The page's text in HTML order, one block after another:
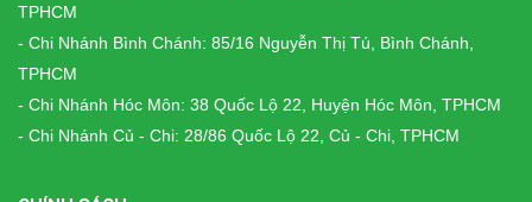
TPHCM
- Chi Nhánh Bình Chánh: 85/16 Nguyễn Thị Tú, Bình Chánh,
TPHCM
- Chi Nhánh Hóc Môn: 38 Quốc Lộ 22, Huyện Hóc Môn, TPHCM
- Chi Nhánh Củ - Chi: 28/86 Quốc Lộ 22, Củ - Chi, TPHCM